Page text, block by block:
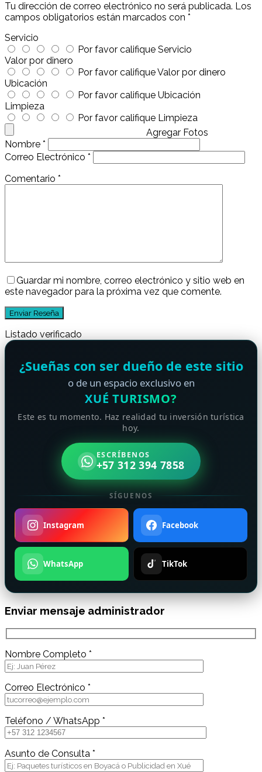
Tu dirección de correo electrónico no será publicada. Los
campos obligatorios están marcados con *
Servicio
Por favor califique Servicio
Valor por dinero
Por favor califique Valor por dinero
Ubicación
Por favor califique Ubicación
Limpieza
Por favor califique Limpieza
Agregar Fotos
Nombre *
Correo Electrónico *
Comentario *
Guardar mi nombre, correo electrónico y sitio web en
este navegador para la próxima vez que comente.
Listado verificado
¿Sueñas con ser dueño de este sitio
o de un espacio exclusivo en
XUÉ TURISMO?
Este es tu momento. Haz realidad tu inversión turística
hoy.
ESCRÍBENOS
+57 312 394 7858
SÍGUENOS
Instagram Facebook
WhatsApp TikTok
Enviar mensaje administrador
Nombre Completo *
Correo Electrónico *
Teléfono / WhatsApp *
Asunto de Consulta *